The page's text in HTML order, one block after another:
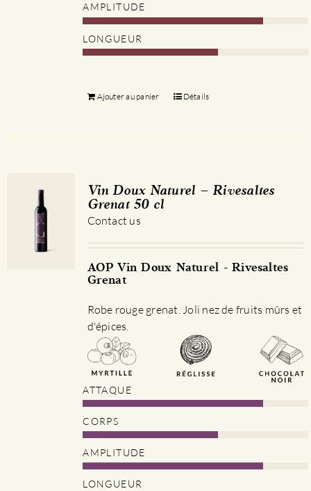
AMPLITUDE
LONGUEUR
Ajouter au panier Détails
Vin Doux Naturel – Rivesaltes
Grenat 50 cl
Contact us
AOP Vin Doux Naturel - Rivesaltes
Grenat
Robe rouge grenat. Joli nez de fruits mûrs et
d'épices.
ATTAQUE
CORPS
AMPLITUDE
LONGUEUR